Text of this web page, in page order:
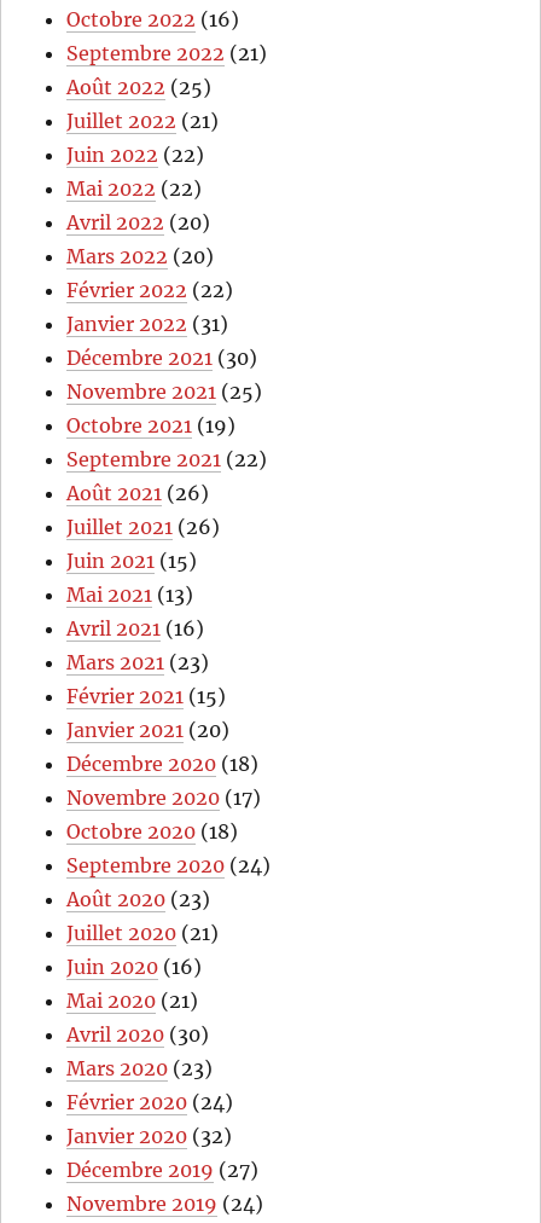
Octobre 2022 (16)
Septembre 2022 (21)
Août 2022 (25)
Juillet 2022 (21)
Juin 2022 (22)
Mai 2022 (22)
Avril 2022 (20)
Mars 2022 (20)
Février 2022 (22)
Janvier 2022 (31)
Décembre 2021 (30)
Novembre 2021 (25)
Octobre 2021 (19)
Septembre 2021 (22)
Août 2021 (26)
Juillet 2021 (26)
Juin 2021 (15)
Mai 2021 (13)
Avril 2021 (16)
Mars 2021 (23)
Février 2021 (15)
Janvier 2021 (20)
Décembre 2020 (18)
Novembre 2020 (17)
Octobre 2020 (18)
Septembre 2020 (24)
Août 2020 (23)
Juillet 2020 (21)
Juin 2020 (16)
Mai 2020 (21)
Avril 2020 (30)
Mars 2020 (23)
Février 2020 (24)
Janvier 2020 (32)
Décembre 2019 (27)
Novembre 2019 (24)